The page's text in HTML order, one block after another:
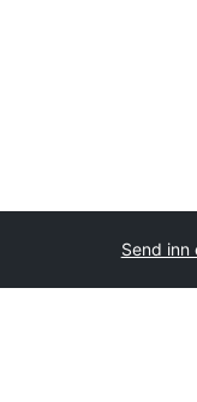
Send inn